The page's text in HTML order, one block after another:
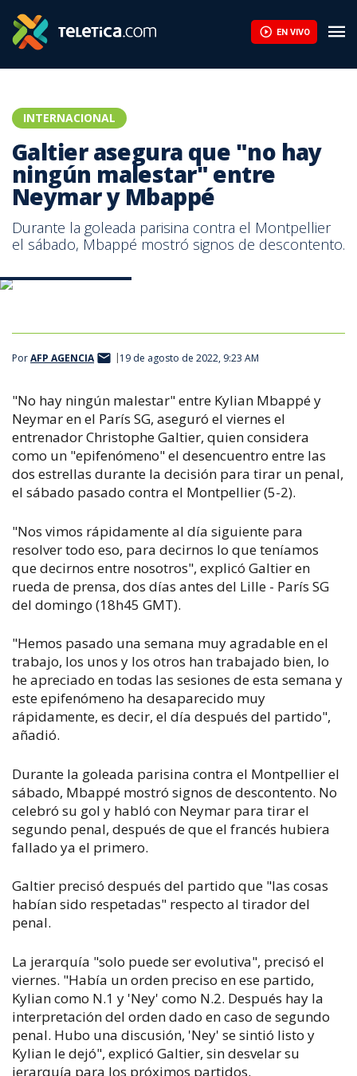
EN VIVO
INTERNACIONAL
Galtier asegura que "no hay
ningún malestar" entre
Neymar y Mbappé
Durante la goleada parisina contra el Montpellier
el sábado, Mbappé mostró signos de descontento.
PorAFP AGENCIA 19 de agosto de 2022, 9:23 AM
"No hay ningún malestar" entre Kylian Mbappé y
Neymar en el París SG, aseguró el viernes el
entrenador Christophe Galtier, quien considera
como un "epifenómeno" el desencuentro entre las
dos estrellas durante la decisión para tirar un penal,
el sábado pasado contra el Montpellier (5-2).
"Nos vimos rápidamente al día siguiente para
resolver todo eso, para decirnos lo que teníamos
que decirnos entre nosotros", explicó Galtier en
rueda de prensa, dos días antes del Lille - París SG
del domingo (18h45 GMT).
"Hemos pasado una semana muy agradable en el
trabajo, los unos y los otros han trabajado bien, lo
he apreciado en todas las sesiones de esta semana y
este epifenómeno ha desaparecido muy
rápidamente, es decir, el día después del partido",
añadió.
Durante la goleada parisina contra el Montpellier el
sábado, Mbappé mostró signos de descontento. No
celebró su gol y habló con Neymar para tirar el
segundo penal, después de que el francés hubiera
fallado ya el primero.
Galtier precisó después del partido que "las cosas
habían sido respetadas" respecto al tirador del
penal.
La jerarquía "solo puede ser evolutiva", precisó el
viernes. "Había un orden preciso en ese partido,
Kylian como N.1 y 'Ney' como N.2. Después hay la
interpretación del orden dado en caso de segundo
penal. Hubo una discusión, 'Ney' se sintió listo y
Kylian le dejó", explicó Galtier, sin desvelar su
jerarquía para los próximos partidos.